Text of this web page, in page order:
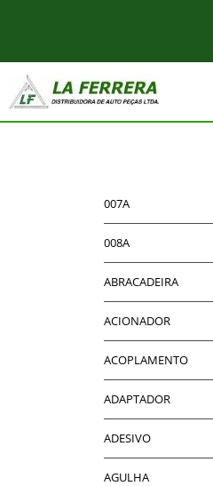
007A
008A
ABRACADEIRA
ACIONADOR
ACOPLAMENTO
ADAPTADOR
ADESIVO
AGULHA